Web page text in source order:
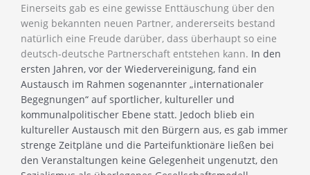
Einerseits gab es eine gewisse Enttäuschung über den
wenig bekannten neuen Partner, andererseits bestand
natürlich eine Freude darüber, dass überhaupt so eine
deutsch-deutsche Partnerschaft entstehen kann. In den
ersten Jahren, vor der Wiedervereinigung, fand ein
Austausch im Rahmen sogenannter „internationaler
Begegnungen“ auf sportlicher, kultureller und
kommunalpolitischer Ebene statt. Jedoch blieb ein
kultureller Austausch mit den Bürgern aus, es gab immer
strenge Zeitpläne und die Parteifunktionäre ließen bei
den Veranstaltungen keine Gelegenheit ungenutzt, den